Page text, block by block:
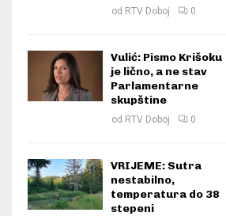
od RTV Doboj 0
Vulić: Pismo Krišoku
je lično, a ne stav
Parlamentarne
skupštine
od RTV Doboj 0
VRIJEME: Sutra
nestabilno,
temperatura do 38
stepeni